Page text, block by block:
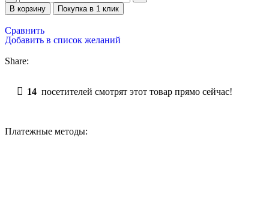
В корзину Покупка в 1 клик
Сравнить
Добавить в список желаний
Share:
14 посетителей смотрят этот товар прямо сейчас!
Платежные методы: